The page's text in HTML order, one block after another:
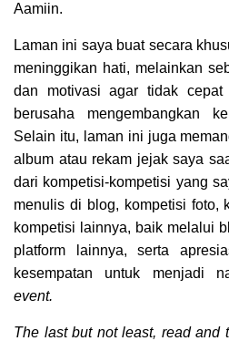
Aamiin.
Laman ini saya buat secara
meninggikan hati, melainkan
dan motivasi agar tidak
berusaha mengembangkan
Selain itu, laman ini juga
album atau rekam jejak saya
dari kompetisi-kompetisi yang
menulis di blog, kompetisi foto,
kompetisi lainnya, baik melalui
platform lainnya, serta
kesempatan untuk menjadi
event.
The last but not least, read and